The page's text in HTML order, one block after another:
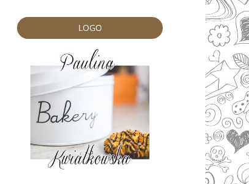
LOGO